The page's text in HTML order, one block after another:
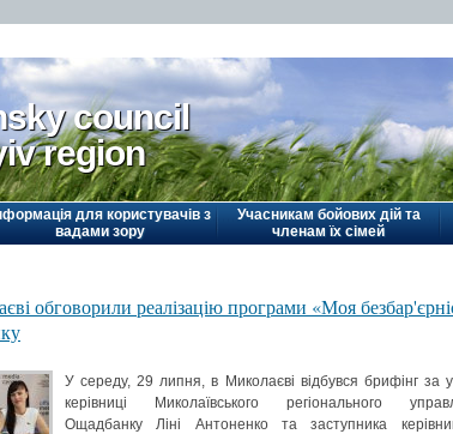
council
region
для користувачів з
вадами зору
Учасникам бойових дій та
членам їх сімей
обговорили реалізацію програми «Моя
У середу, 29 липня, в Миколаєві відбувся брифінг за
керівниці Миколаївського регіонального
Ощадбанку Ліні Антоненко та заступника